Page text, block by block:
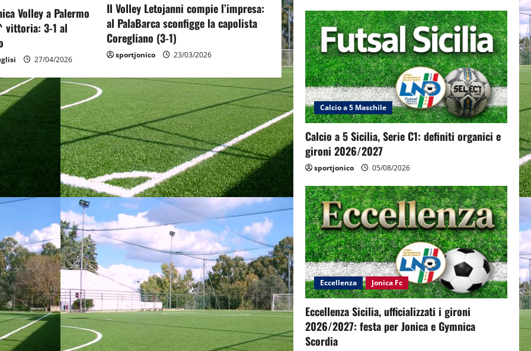
Volley a Palermo
vittoria: 3-1 al
27/04/2026
Il Volley Letojanni compie l’impresa:
al PalaBarca sconfigge la capolista
Coregliano (3-1)
sportjonico 23/03/2026
Calcio a 5 Maschile
Calcio a 5 Sicilia, Serie C1: definiti organici e
gironi 2026/2027
sportjonico 05/08/2026
Eccellenza Jonica Fc
Eccellenza Sicilia, ufficializzati i gironi
2026/2027: festa per Jonica e Gymnica
Scordia